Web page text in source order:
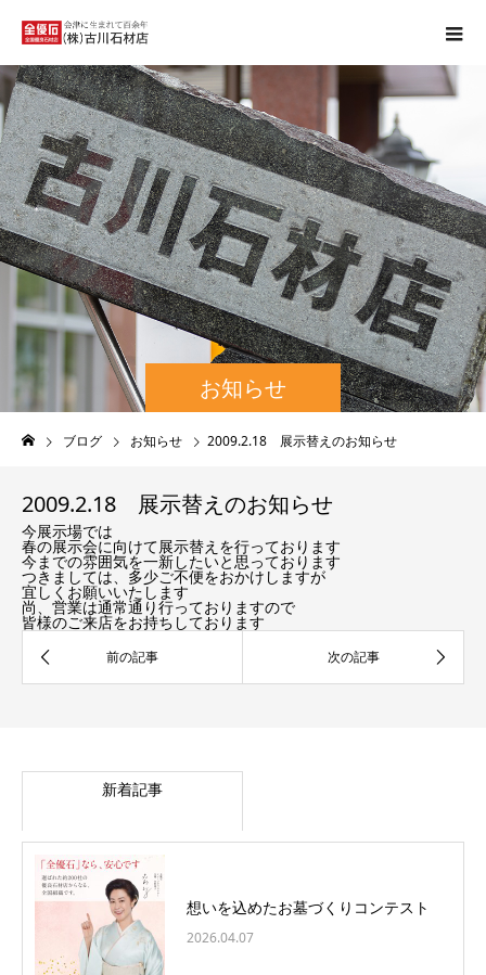
お知らせ
ブログ お知らせ 2009.2.18 展示替えのお知らせ
2009.2.18 展示替えのお知らせ
今展示場では
春の展示会に向けて展示替えを行っております
今までの雰囲気を一新したいと思っております
つきましては、多少ご不便をおかけしますが
宜しくお願いいたします
尚、営業は通常通り行っておりますので
皆様のご来店をお持ちしております
新着記事
想いを込めたお墓づくりコンテスト
2026.04.07